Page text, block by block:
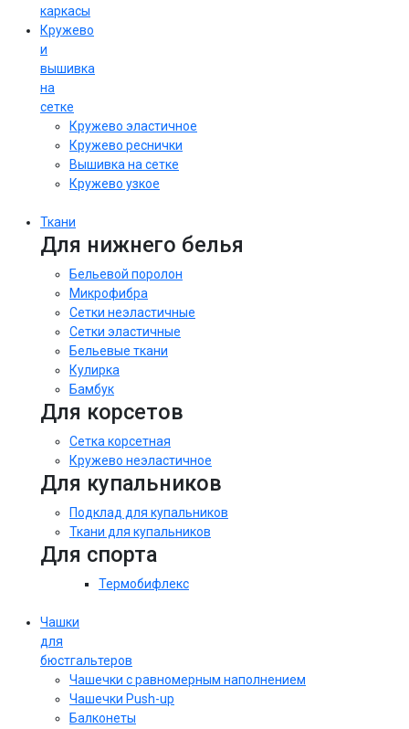
каркасы
Кружево
и
вышивка
на
сетке
Кружево эластичное
Кружево реснички
Вышивка на сетке
Кружево узкое
Ткани
Для нижнего белья
Бельевой поролон
Микрофибра
Сетки неэластичные
Сетки эластичные
Бельевые ткани
Кулирка
Бамбук
Для корсетов
Сетка корсетная
Кружево неэластичное
Для купальников
Подклад для купальников
Ткани для купальников
Для спорта
Термобифлекс
Чашки
для
бюстгальтеров
Чашечки с равномерным наполнением
Чашечки Push-up
Балконеты